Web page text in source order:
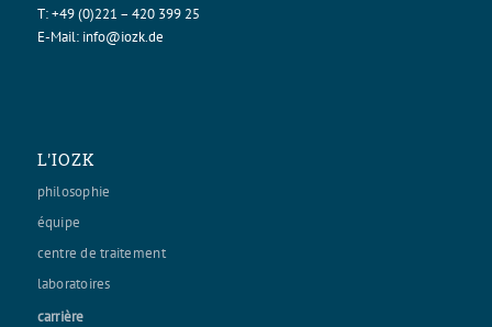
T:+49 (0)221 – 420 399 25
E-Mail: info@iozk.de
L'IOZK
philosophie
équipe
centre de traitement
laboratoires
carrière